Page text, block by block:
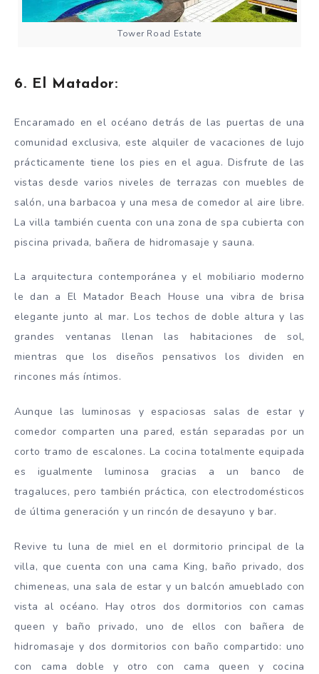
Tower Road Estate
6. El Matador:
Encaramado en el océano detrás de las puertas de una
comunidad exclusiva, este alquiler de vacaciones de lujo
prácticamente tiene los pies en el agua. Disfrute de las
vistas desde varios niveles de terrazas con muebles de
salón, una barbacoa y una mesa de comedor al aire libre.
La villa también cuenta con una zona de spa cubierta con
piscina privada, bañera de hidromasaje y sauna.
La arquitectura contemporánea y el mobiliario moderno
le dan a El Matador Beach House una vibra de brisa
elegante junto al mar. Los techos de doble altura y las
grandes ventanas llenan las habitaciones de sol,
mientras que los diseños pensativos los dividen en
rincones más íntimos.
Aunque las luminosas y espaciosas salas de estar y
comedor comparten una pared, están separadas por un
corto tramo de escalones. La cocina totalmente equipada
es igualmente luminosa gracias a un banco de
tragaluces, pero también práctica, con electrodomésticos
de última generación y un rincón de desayuno y bar.
Revive tu luna de miel en el dormitorio principal de la
villa, que cuenta con una cama King, baño privado, dos
chimeneas, una sala de estar y un balcón amueblado con
vista al océano. Hay otros dos dormitorios con camas
queen y baño privado, uno de ellos con bañera de
hidromasaje y dos dormitorios con baño compartido: uno
con cama doble y otro con cama queen y cocina